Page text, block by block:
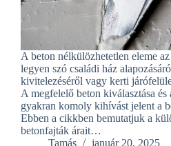
A beton nélkülözhetetlen eleme
legyen szó családi ház
kivitelezéséről vagy kerti
A megfelelő beton kiválasztása és
gyakran komoly kihívást jelent a
Ebben a cikkben bemutatjuk a
betonfajták árait…
Tamás
január 20, 2025